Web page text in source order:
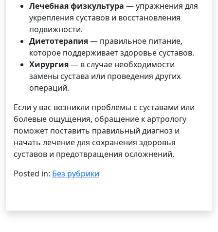
Лечебная физкультура — упражнения для
укрепления суставов и восстановления
подвижности.
Диетотерапия— правильное питание,
которое поддерживает здоровье суставов.
Хирургия— в случае необходимости
замены сустава или проведения других
операций.
Если у вас возникли проблемы с суставами или
болевые ощущения, обращение к артрологу
поможет поставить правильный диагноз и
начать лечение для сохранения здоровья
суставов и предотвращения осложнений.
Posted in: Без рубрики